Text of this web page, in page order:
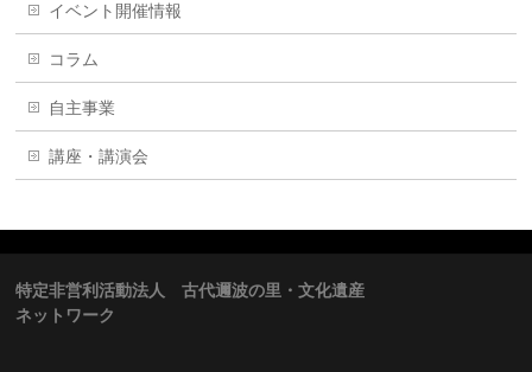
イベント開催情報
コラム
自主事業
講座・講演会
特定非営利活動法人 古代邇波の里・文化遺産
ネットワーク